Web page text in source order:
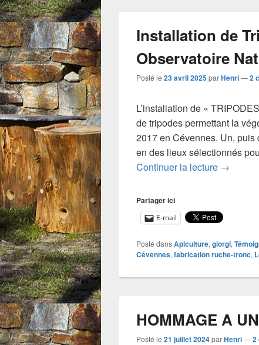
Installation de
Observatoire
Posté le 23 avril 2025parHenri—2
L’installation de «
de tripodes permettant la
2017 en Cévennes. Un,
en des lieux sélectionnés
Continuer la lecture →
Partager ici
E-mail
Posté dansApiculture, giorgi,
Cévennes, fabrication ruche-tronc,
HOMMAGE A
Posté le 21 juillet 2024parHenri—2